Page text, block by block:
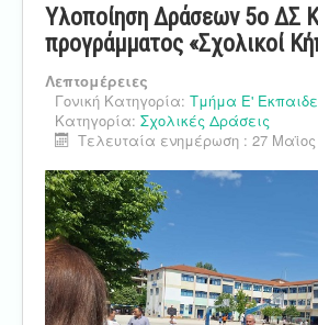
Υλοποίηση Δράσεων 5ο ΔΣ
προγράμματος «Σχολικοί
Λεπτομέρειες
Γονική Κατηγορία: Τμήμα Ε'
Κατηγορία: Σχολικές Δράσεις
Τελευταία ενημέρωση : 27 Μαϊος